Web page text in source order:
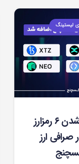
لیستینگ
اطلاعیه؛ لیست شدن ۶ رمزارز
صرافی ارز